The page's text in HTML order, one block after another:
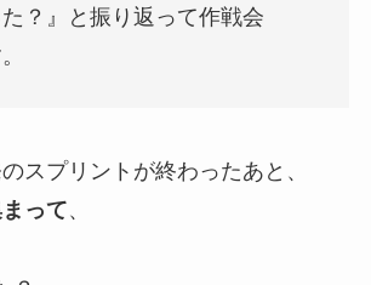
？』と振り返って作戦会
スプリントが終わったあと、
って、